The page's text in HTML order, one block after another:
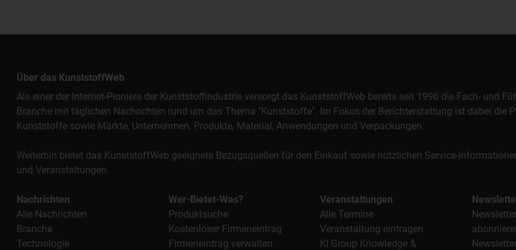
Über das KunststoffWeb
Als einer der Internet-Pioniere der Kunststoffindustrie versorgt das KunststoffWeb bereits seit 1996 die Fach- und
Branche mit täglichen Nachrichten rund um das Thema "Kunststoffe". Im Fokus der Berichterstattung ist dabei die
Kunststoffe sowie Märkte, Unternehmen, Produkte, Material, Anwendungen und Verpackungen.
Weiterhin bietet das KunststoffWeb geeignete Bezugsquellen für den Einkauf sowie nützlichen Service-
und Veranstaltungen.
Nachrichten
Alle Nachrichten
Branche
Technologie
Wer-Bietet-Was?
Produktsuche
Kostenloser Firmeneintrag
Firmeneintrag verwalten
Veranstaltungen
Alle Termine
Veranstaltung eintragen
KI Group Knowledge &